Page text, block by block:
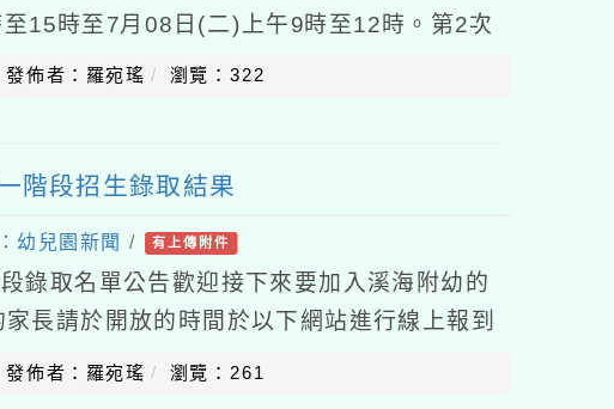
15時至7月08日(二)上午9時至12時。第2次
日(三)9時至15時至7月17日(
發佈者：羅宛瑤 瀏覽：322
階段招生錄取結果
幼兒園新聞 / 有上傳附件
錄取名單公告歡迎接下來要加入溪海附幼的
長請於開放的時間於以下網站進行線上報到
若需要現場報到的家長亦可親自
發佈者：羅宛瑤 瀏覽：261